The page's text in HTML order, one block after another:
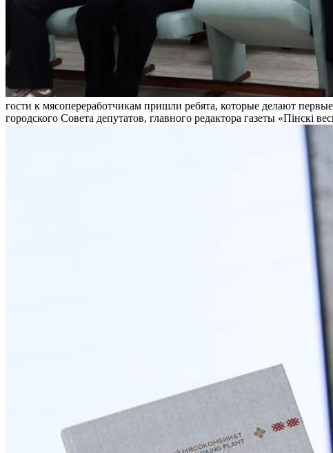
гости к мясопереработчикам пришли ребята, которые делают
городского Совета депутатов, главного редактора газеты «Пінскі